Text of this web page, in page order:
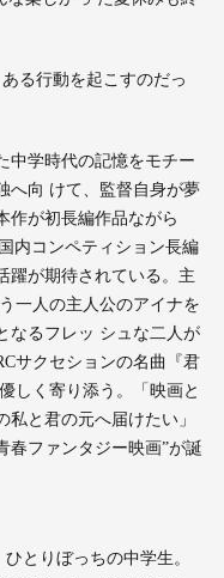
る行動を起こすのだっ
中学時代の記憶をモチー
へ向 けて、監督自身が夢
作が初長編作品ながら
内コンペティション長編
躍が期待されている。主
一人の主人公のアイナを
なるフレッ シュな二人が
サクセションの名曲『君
しく寄り添う。「映画と
と君の元へ届けたい」
春ファンタジー映画”が誕
とりぼっちの中学生。